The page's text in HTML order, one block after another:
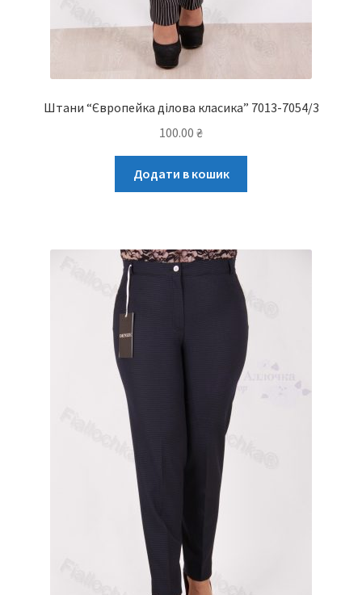
Штани “Європейка ділова класика” 7013-7054/3
100.00 ₴
Додати в кошик